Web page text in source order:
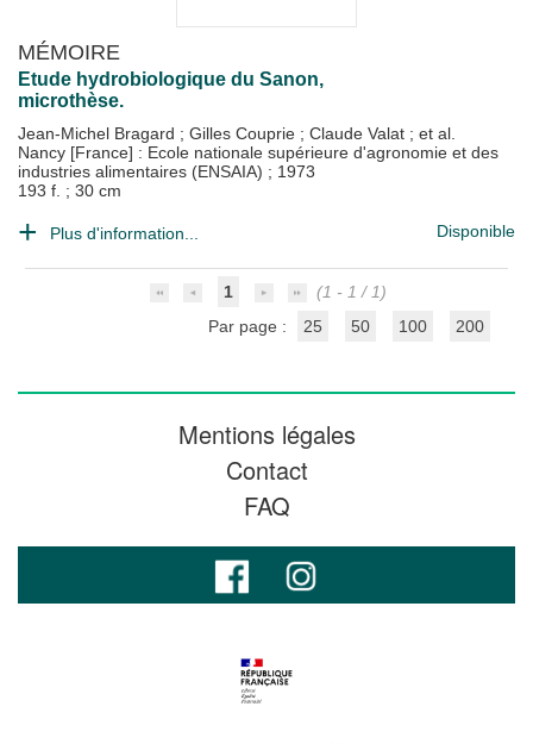
MÉMOIRE
Etude hydrobiologique du Sanon,
microthèse.
Jean-Michel Bragard ; Gilles Couprie ; Claude Valat ; et al.
Nancy [France] : Ecole nationale supérieure d'agronomie et des
industries alimentaires (ENSAIA) ; 1973
193 f. ; 30 cm
Plus d'information... Disponible
1
(1 - 1 / 1)
Par page :
25 50 100 200
Mentions légales
Contact
FAQ